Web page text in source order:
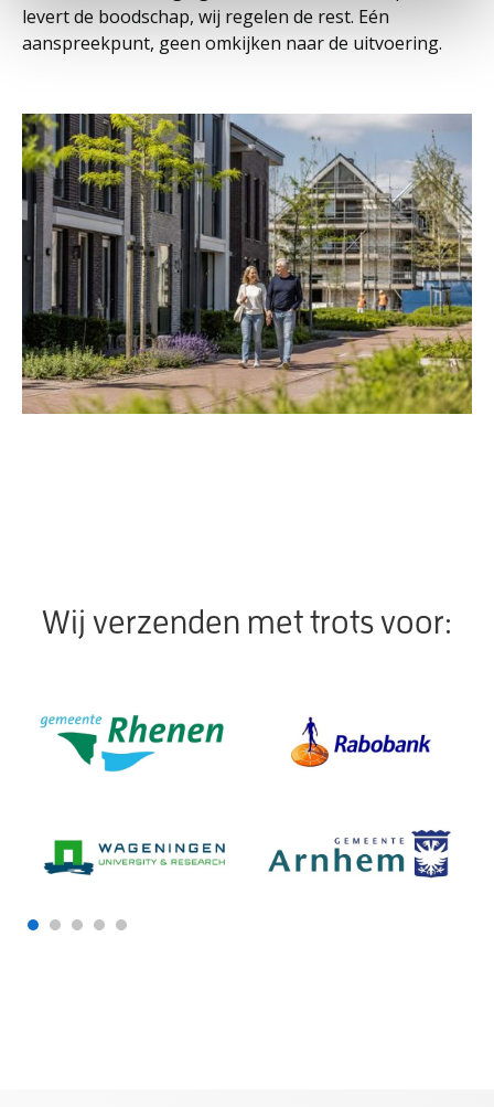
levert de boodschap, wij regelen de rest. Eén
aanspreekpunt, geen omkijken naar de uitvoering.
Wij verzenden met trots voor: